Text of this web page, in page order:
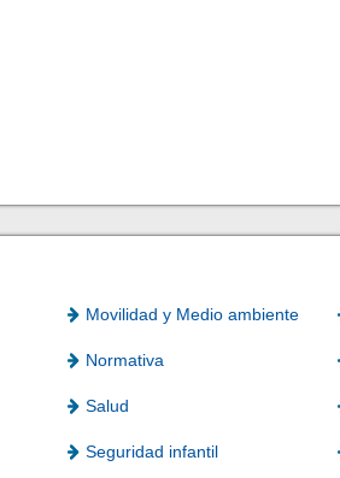
Movilidad y Medio ambiente
Normativa
Salud
Seguridad infantil